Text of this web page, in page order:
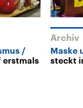
erstmals
Archiv
Maske
steckt